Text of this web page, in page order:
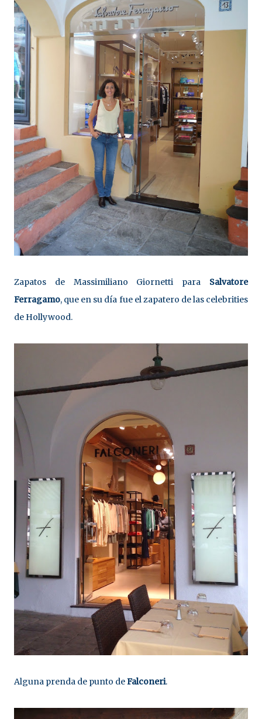
Zapatos de Massimiliano Giornetti para Salvatore
Ferragamo, que en su día fue el zapatero de las celebrities
de Hollywood.
Alguna prenda de punto deFalconeri.